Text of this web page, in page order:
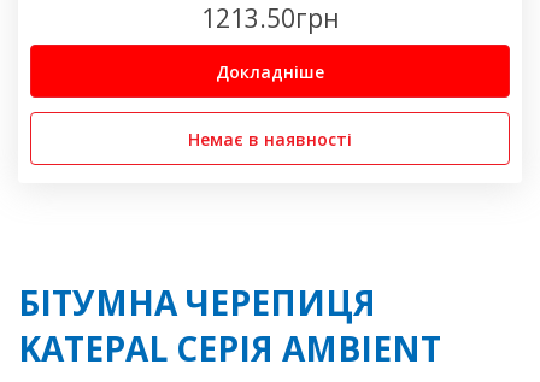
1213.50грн
Докладніше
Немає в наявності
БІТУМНА ЧЕРЕПИЦЯ
KATEPAL СЕРІЯ AMBIENT